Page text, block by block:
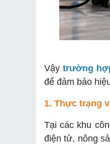
Vậytrường
để đảm bảo
1. Thực trạng
Tại các khu
điện tử, nông